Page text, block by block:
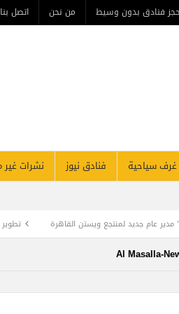
وسيط من نحن اتصل بنا
فنادق نيوز نشرات غير مدفوعة
القاهرة تطوير منظومة العمل السياحي في
Al